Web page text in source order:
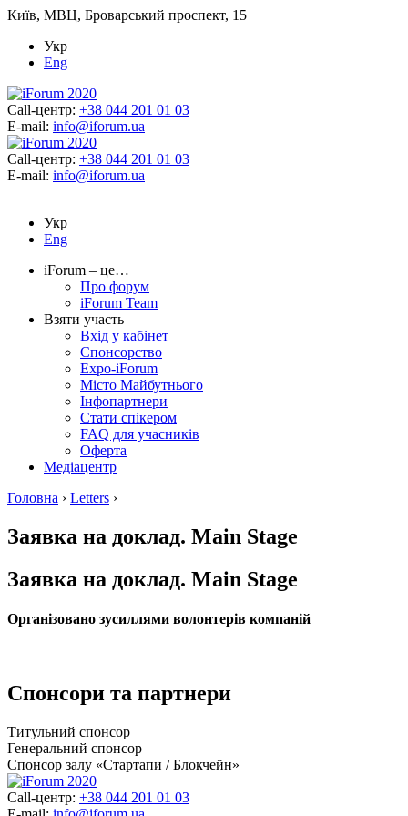
Київ, МВЦ, Броварський проспект, 15
Укр
Eng
Call-центр: +38 044 201 01 03
E-mail: info@iforum.ua
Call-центр: +38 044 201 01 03
E-mail: info@iforum.ua
Укр
Eng
iForum – це…
Про форум
iForum Team
Взяти участь
Вхід у кабінет
Спонсорство
Expo-iForum
Місто Майбутнього
Інфопартнери
Стати спікером
FAQ для учасників
Оферта
Медіацентр
Головна › Letters ›
Заявка на доклад. Main Stage
Заявка на доклад. Main Stage
Організовано зусиллями волонтерів компаній
Спонсори та партнери
Титульний спонсор
Генеральний спонсор
Спонсор залу «Стартапи / Блокчейн»
Call-центр: +38 044 201 01 03